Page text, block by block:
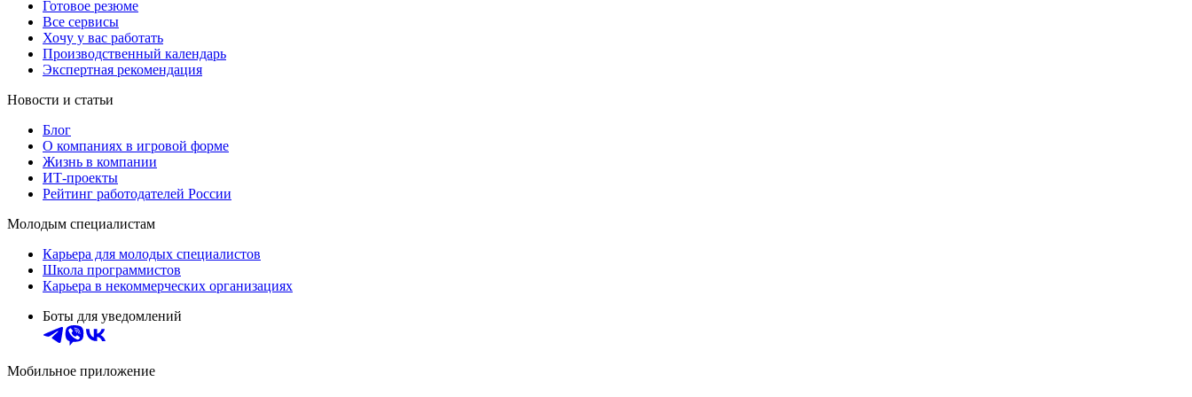
Готовое резюме
Все сервисы
Хочу у вас работать
Производственный календарь
Экспертная рекомендация
Новости и статьи
Блог
О компаниях в игровой форме
Жизнь в компании
ИТ-проекты
Рейтинг работодателей России
Молодым специалистам
Карьера для молодых специалистов
Школа программистов
Карьера в некоммерческих организациях
Боты для уведомлений
Мобильное приложение